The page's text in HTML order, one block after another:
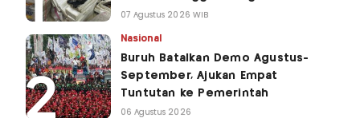
07 Agustus 2026 WIB
Nasional
Buruh Batalkan Demo Agustus-
September, Ajukan Empat
Tuntutan ke Pemerintah
06 Agustus 2026